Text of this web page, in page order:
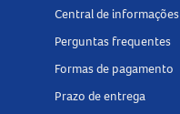
Central de informações
Perguntas frequentes
Formas de pagamento
Prazo de entrega